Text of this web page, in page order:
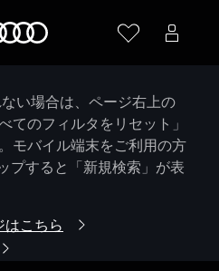
い場合は、ページ右上の
てのフィルタをリセット」
モバイル端末をご利用の方
プすると「新規検索」が表
こちら